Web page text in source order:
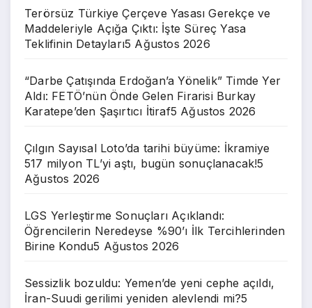
Terörsüz Türkiye Çerçeve Yasası Gerekçe ve
Maddeleriyle Açığa Çıktı: İşte Süreç Yasa
Teklifinin Detayları5 Ağustos 2026
“Darbe Çatışında Erdoğan’a Yönelik” Timde Yer
Aldı: FETÖ’nün Önde Gelen Firarisi Burkay
Karatepe’den Şaşırtıcı İtiraf5 Ağustos 2026
Çılgın Sayısal Loto’da tarihi büyüme: İkramiye
517 milyon TL’yi aştı, bugün sonuçlanacak!5
Ağustos 2026
LGS Yerleştirme Sonuçları Açıklandı:
Öğrencilerin Neredeyse %90’ı İlk Tercihlerinden
Birine Kondu5 Ağustos 2026
Sessizlik bozuldu: Yemen’de yeni cephe açıldı,
İran-Suudi gerilimi yeniden alevlendi mi?5